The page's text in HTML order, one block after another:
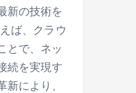
新の技術を
ば、クラウ
とで、ネッ
続を実現す
新により、